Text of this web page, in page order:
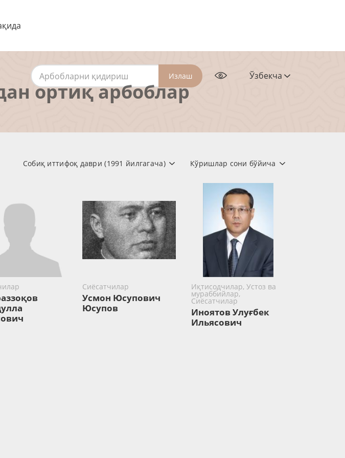
Излаш Ўзбекча
ортиқ арбоблар
Кўришлар сони бўйича
Собиқ иттифоқ даври (1991 йилгагача)
Сиёсатчилар
Усмон Юсупович
Юсупов
Иқтисодчилар, Устоз ва
мураббийлар,
Сиёсатчилар
Иноятов Улуғбек
Ильясович